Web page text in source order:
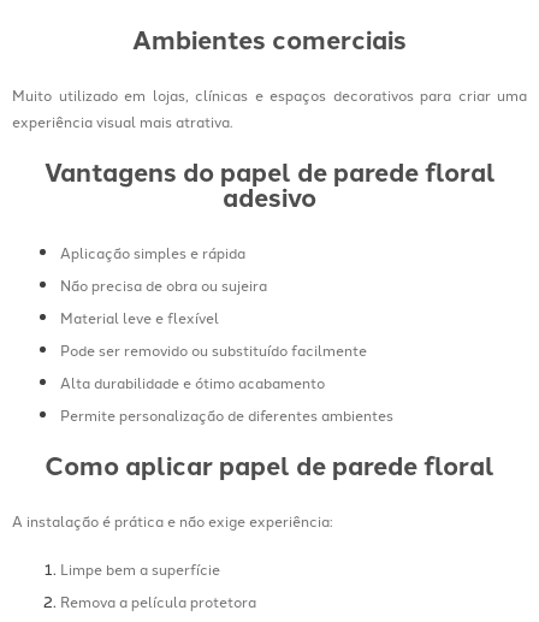
Ambientes comerciais
Muito utilizado em lojas, clínicas e espaços decorativos para criar uma
experiência visual mais atrativa.
Vantagens do papel de parede floral
adesivo
Aplicação simples e rápida
Não precisa de obra ou sujeira
Material leve e flexível
Pode ser removido ou substituído facilmente
Alta durabilidade e ótimo acabamento
Permite personalização de diferentes ambientes
Como aplicar papel de parede floral
A instalação é prática e não exige experiência:
Limpe bem a superfície
Remova a película protetora